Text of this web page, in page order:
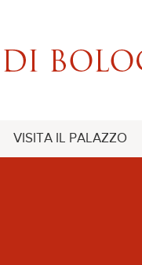
VISITA IL PALAZZO